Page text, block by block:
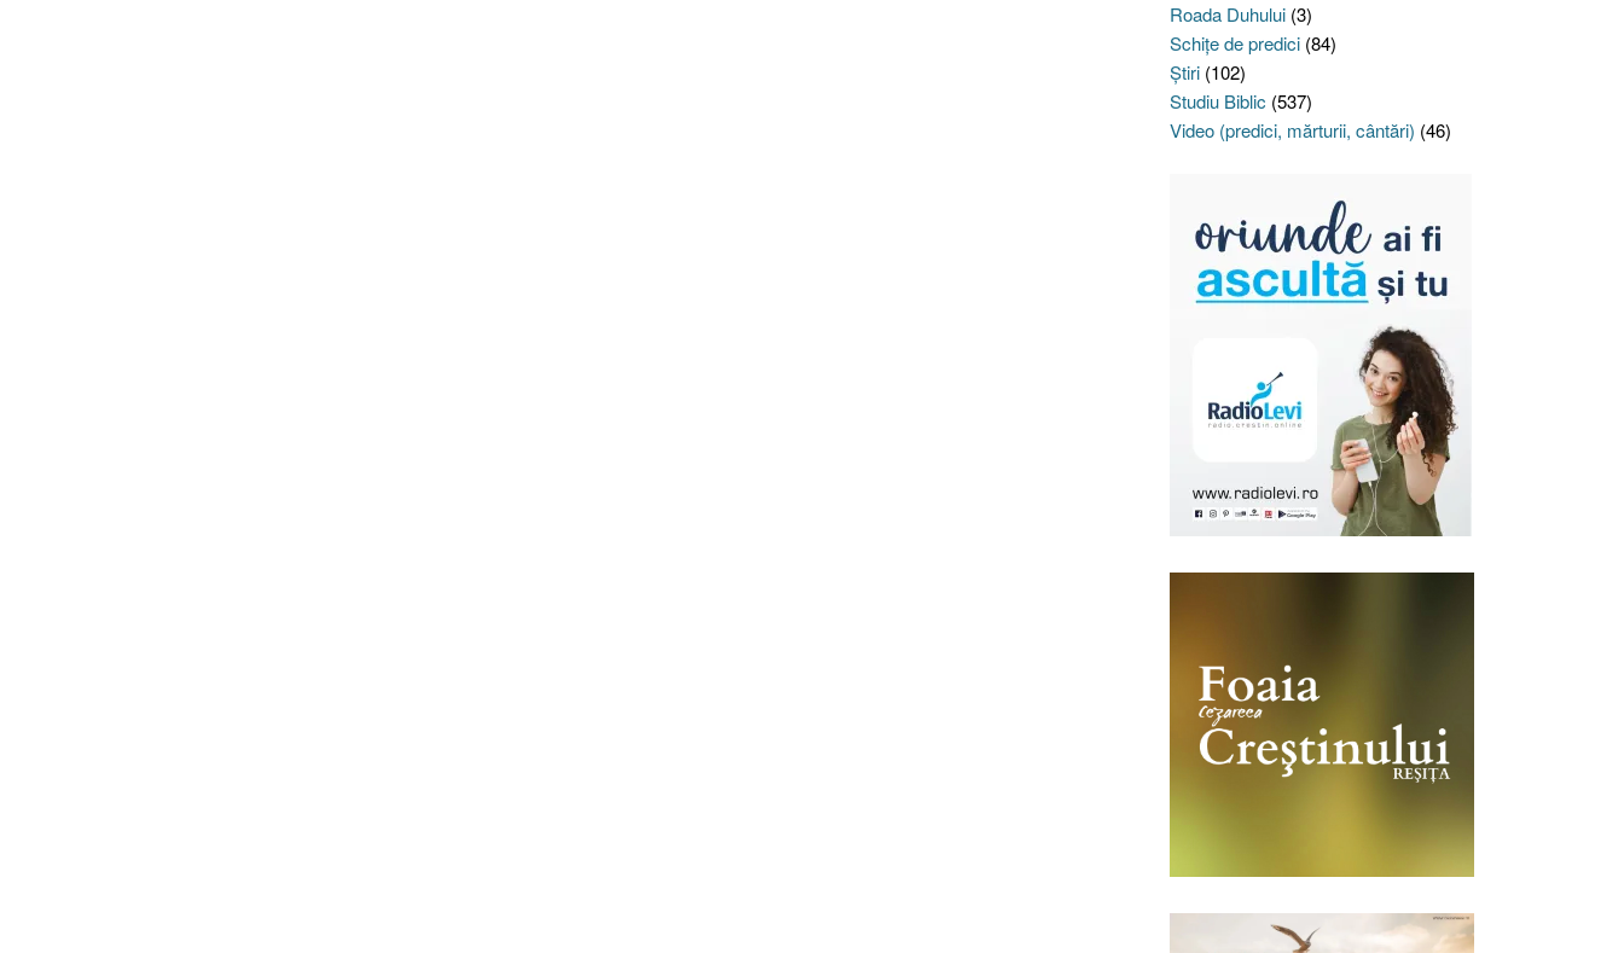
Roada Duhului(3)
Schiţe de predici(84)
Ştiri(102)
Studiu Biblic (537)
Video (predici, mărturii, cântări) (46)